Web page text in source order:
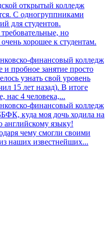
открытый колледж
С одногруппниками
для студентов.
но
хорошее к студентам.
финансовый колледж
и пробное занятие просто
узнать свой уровень
15 лет назад). В итоге
нас 4 человека,...
финансовый колледж
куда моя дочь ходила на
английскому языку!
чему смогли своими
наших известнейших...